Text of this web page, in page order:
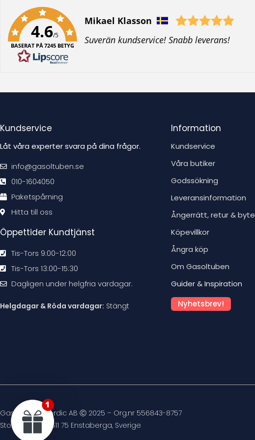
4.6/5
BASERAT PÅ 7245 BETYG
Författare:
Mikael Klasson
T
Suverän kundservice! Snabb leverans!
Kundservice
Låt våra experter svara på dina frågor.
info@gasoltuben.se
010-1604050
Paketspårning
Hitta till oss
Öppettider Kundtjänst
Tis-Tors 9:00-12:00
Tis-Tors 13:00-15:30
Dagligen under helgfria vardagar.
Helgdagar & Röda vardagar: Stängt
Information
Kundservice
Våra butiker
Godssökning
Leveransinformation
Ångerrätt, retur & byte
Köpevillkor
Ångra köp
Om Gasoltuben
Guider & Inspiration
Nyhetsbrev!
Gasoltuben Nordic AB Ⓒ 2025 – Org.nr 556843-8757
Stockvägen 4, 611 75 Enstaberga, Sverige